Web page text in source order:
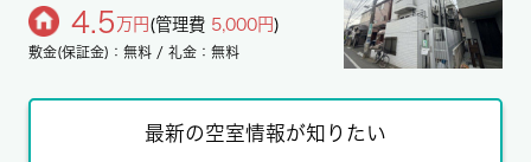
4.5 万円 (管理費 5,000円)
敷金(保証金)：無料 / 礼金：無料
最新の空室情報が知りたい